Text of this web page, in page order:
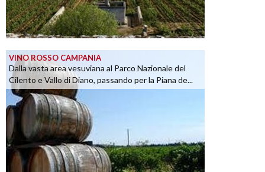
VINO ROSSO CAMPANIA
Dalla vasta area vesuviana al Parco Nazionale del
Cilento e Vallo di Diano, passando per la Piana de...